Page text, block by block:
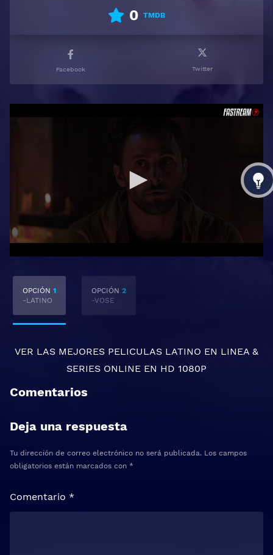
0 TMDB
Facebook Twitter
OPCIÓN 1
-LATINO
OPCIÓN 2
-VOSE
VER LAS MEJORES PELICULAS LATINO EN LINEA &
SERIES ONLINE EN HD 1080P
Comentarios
Deja una respuesta
Tu dirección de correo electrónico no será publicada. Los campos
obligatorios están marcados con *
Comentario *